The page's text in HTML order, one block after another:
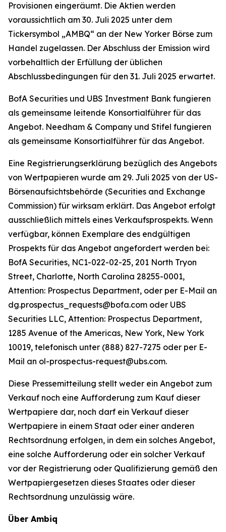
Provisionen eingeräumt. Die Aktien werden
voraussichtlich am 30. Juli 2025 unter dem
Tickersymbol „AMBQ“ an der New Yorker Börse zum
Handel zugelassen. Der Abschluss der Emission wird
vorbehaltlich der Erfüllung der üblichen
Abschlussbedingungen für den 31. Juli 2025 erwartet.
BofA Securities und UBS Investment Bank fungieren
als gemeinsame leitende Konsortialführer für das
Angebot. Needham & Company und Stifel fungieren
als gemeinsame Konsortialführer für das Angebot.
Eine Registrierungserklärung bezüglich des Angebots
von Wertpapieren wurde am 29. Juli 2025 von der US-
Börsenaufsichtsbehörde (Securities and Exchange
Commission) für wirksam erklärt. Das Angebot erfolgt
ausschließlich mittels eines Verkaufsprospekts. Wenn
verfügbar, können Exemplare des endgültigen
Prospekts für das Angebot angefordert werden bei:
BofA Securities, NC1-022-02-25, 201 North Tryon
Street, Charlotte, North Carolina 28255-0001,
Attention: Prospectus Department, oder per E-Mail an
dg.prospectus_requests@bofa.com oder UBS
Securities LLC, Attention: Prospectus Department,
1285 Avenue of the Americas, New York, New York
10019, telefonisch unter (888) 827-7275 oder per E-
Mail an ol-prospectus-request@ubs.com.
Diese Pressemitteilung stellt weder ein Angebot zum
Verkauf noch eine Aufforderung zum Kauf dieser
Wertpapiere dar, noch darf ein Verkauf dieser
Wertpapiere in einem Staat oder einer anderen
Rechtsordnung erfolgen, in dem ein solches Angebot,
eine solche Aufforderung oder ein solcher Verkauf
vor der Registrierung oder Qualifizierung gemäß den
Wertpapiergesetzen dieses Staates oder dieser
Rechtsordnung unzulässig wäre.
Über Ambiq